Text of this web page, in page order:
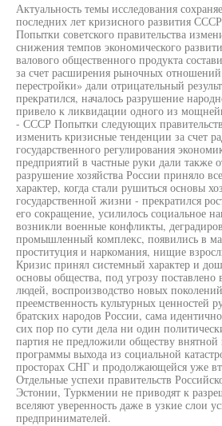
Актуальность темы исследования
последних лет кризисного развития
Попытки советского правительства
снижения темпов экономического
валового общественного продукта
за счет расширения рыночных
перестройки» дали отрицательный
прекратился, началось разрушение
привело к ликвидации одного из
- СССР Попытки следующих
изменить кризисные тенденции за счет
государственного регулирования
предприятий в частные руки дали также
разрушение хозяйства России приняло
характер, когда стали рушиться основы
государственной жизни - прекратился
его сокращение, усилилось социальное
возникли военные конфликты,
промышленный комплекс, появились в
проституция и наркомания, нищие
Кризис принял системный характер и
основы общества, под угрозу
людей, воспроизводство новых
преемственность культурных ценностей
братских народов России, сама
сих пор по сути дела ни один
партия не предложили обществу
программы выхода из социальной
просторах СНГ и продолжающейся уже
Отдельные успехи правительств
Эстонии, Туркмении не приводят к
вселяют уверенность даже в узкие слои
предпринимателей.